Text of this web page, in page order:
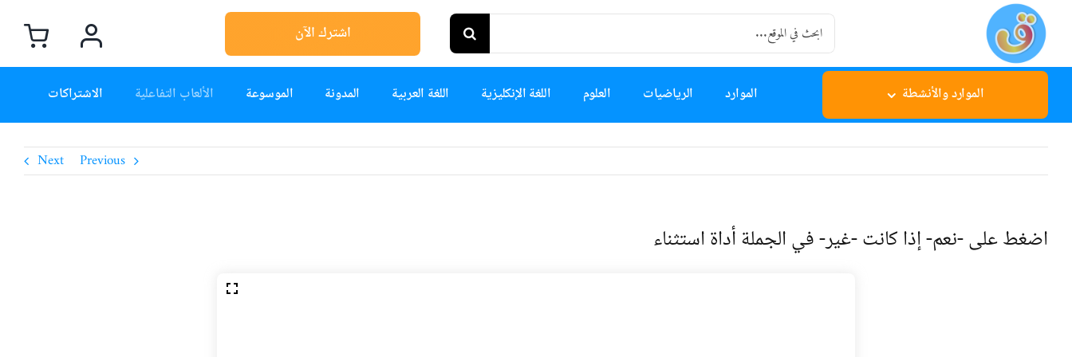
content
Search
for:
اشترك الآن
الموارد والأنشطة الموارد الرياضيات العلوم اللغة الإنكليزية اللغة العربية المدونة الموسوعة الألعاب التفاعلية الاشتراكات
Previous
Next
اضغط على -نعم- إذا كانت -غير- في الجملة أداة استثناء